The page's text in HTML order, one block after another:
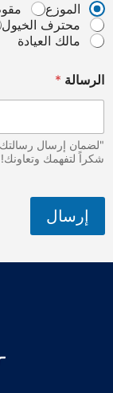
الموزع
محترف الخيول
مالك العيادة
الرسالة *
شكراً لتفهمك
إرسال